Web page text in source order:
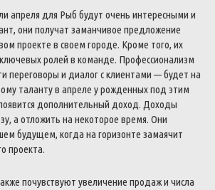
апреля для Рыб будут очень интересными и
, они получат заманчивое предложение
проекте в своем городе. Кроме того, их
ключевыхролей в команде. Профессионализм
переговоры и диалогсклиентами —будет на
талантув апреле урожденныхпод этим
дополнительный доход. Доходы
, а отложить на некоторое время. Они
будущем, когда на горизонте замаячит
проекта.
почувствуют увеличение продажи числа